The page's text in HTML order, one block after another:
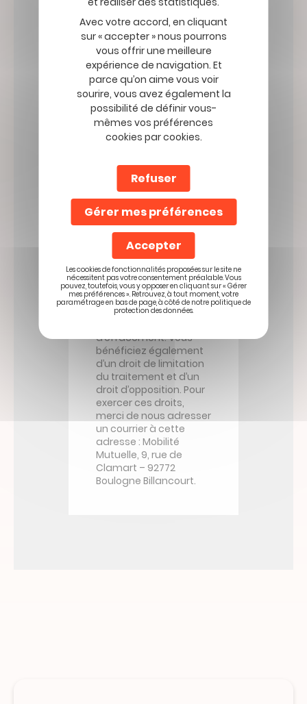
remplir
ce
champ
* Mobilité Mutuelle, en
qualité de responsable
du traitement, traite
vos données à
caractère personnel
dans le respect de la
règlementation en
vigueur. Vos données
sont collectées et
traitées pour nous
permettre de vous
destinataires de vos
données, sont les
personnes autorisées
au sein de Mobilité
Mutuelle, qui sont en
charge du site web,
des opérations de
support et
d’hébergement du
présent site. Vous
disposez d’un droit
d’accès à vos données,
d’effacement. Vous
bénéficiez également
d’un droit de limitation
du traitement et d’un
droit d’opposition. Pour
exercer ces droits,
merci de nous adresser
un courrier à cette
adresse : Mobilité
Mutuelle, 9, rue de
Clamart – 92772
Boulogne Billancourt.
Avec votre accord, en cliquant
sur « accepter » nous pourrons
vous offrir une meilleure
expérience de navigation. Et
parce qu’on aime vous voir
sourire, vous avez également la
possibilité de définir vous-
mêmes vos préférences
cookies par cookies.
Refuser
Gérer mes préférences
Accepter
Les cookies de fonctionnalités proposées sur le site ne
nécessitent pas votre consentement préalable. Vous
pouvez, toutefois, vous y opposer en cliquant sur « Gérer
mes préférences ». Retrouvez, à tout moment, votre
paramétrage en bas de page, à côté de notre politique de
protection des données.